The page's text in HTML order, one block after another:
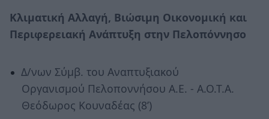
Κλιματική Αλλαγή, Βιώσιμη Οικονομική και
Περιφερειακή Ανάπτυξη στην Πελοπόννησο
Δ/νων Σύμβ. του Αναπτυξιακού
Οργανισμού Πελοποννήσου Α.Ε. - Α.Ο.Τ.Α.
Θεόδωρος Κουναδέας (8’)